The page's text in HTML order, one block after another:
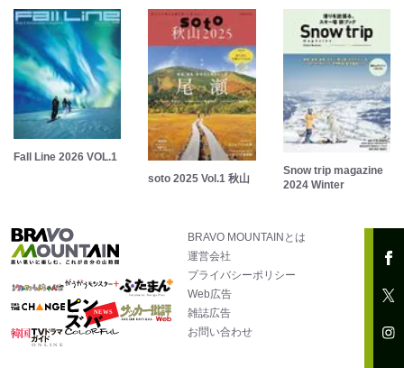
Fall Line 2026 VOL.1
soto 2025 Vol.1 秋山
Snow trip magazine
2024 Winter
BRAVO MOUNTAINとは
運営会社
プライバシーポリシー
Web広告
雑誌広告
お問い合わせ